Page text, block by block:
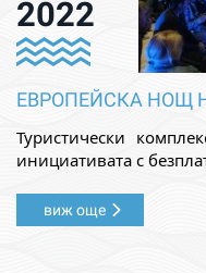
2022
ЕВРОПЕЙСКА НОЩ
Туристически
инициативата с
виж още